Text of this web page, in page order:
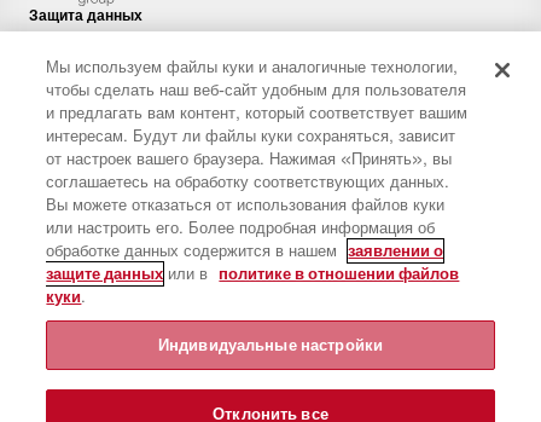
Защита данных
Правовая информация
Ограничение ответственности
Рассылка новостей
Запасные части
Калькулятор CO₂
Калькулятор TCO
дилеров и мест
Вход в CollabHub
Мы используем файлы куки и аналогичные технологии,
чтобы сделать наш веб-сайт удобным для пользователя
и предлагать вам контент, который соответствует вашим
интересам. Будут ли файлы куки сохраняться, зависит
от настроек вашего браузера. Нажимая «Принять», вы
соглашаетесь на обработку соответствующих данных.
Вы можете отказаться от использования файлов куки
или настроить его. Более подробная информация об
обработке данных содержится в нашем заявлении о
защите данных или в политике в отношении файлов
куки.
Индивидуальные настройки
Отклонить все